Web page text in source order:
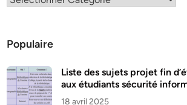
Populaire
Liste des sujets projet fin
aux étudiants sécurité
18 avril 2025